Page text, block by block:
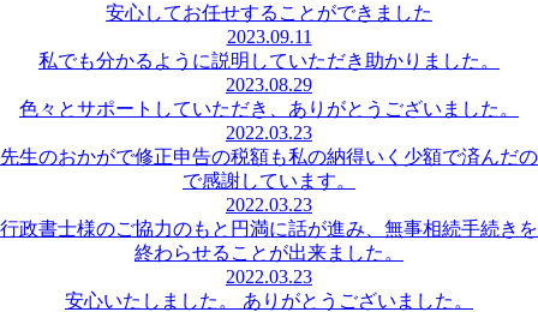
安心してお任せすることができました
2023.09.11
私でも分かるように説明していただき助かりました。
2023.08.29
色々とサポートしていただき、ありがとうございました。
2022.03.23
先生のおかがで修正申告の税額も私の納得いく少額で済んだの
で感謝しています。
2022.03.23
行政書士様のご協力のもと円満に話が進み、無事相続手続きを
終わらせることが出来ました。
2022.03.23
安心いたしました。 ありがとうございました。